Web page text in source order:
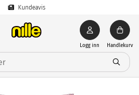
Kundeavis
Logg inn Handlekurv